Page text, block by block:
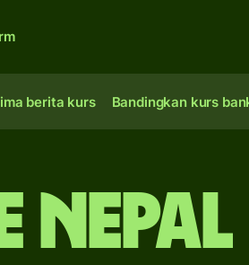
berita kurs Bandingkan kurs